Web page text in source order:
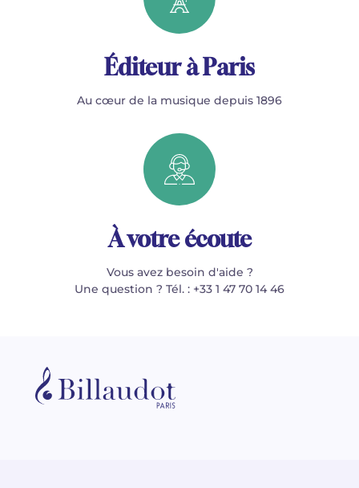
Éditeur à Paris
Au cœur de la musique depuis 1896
À votre écoute
Vous avez besoin d'aide ?
Une question ? Tél. : +33 1 47 70 14 46